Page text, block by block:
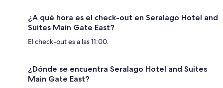
¿A qué hora es el check-out en Seralago Hotel and
Suites Main Gate East?
El check-out es a las 11:00.
¿Dónde se encuentra Seralago Hotel and Suites
Main Gate East?